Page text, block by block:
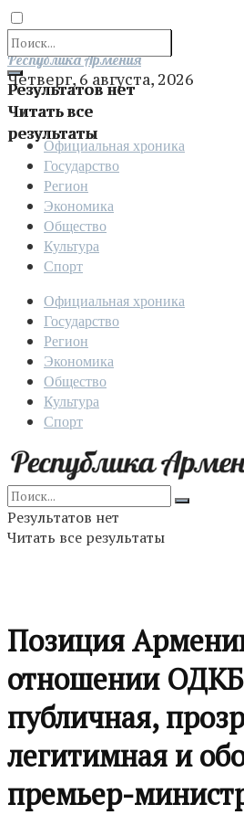
Результатов нет
Читать все
результаты
Отправить
Республика Армения
Четверг, 6 августа, 2026
Официальная хроника
Государство
Регион
Экономика
Общество
Культура
Спорт
Официальная хроника
Государство
Регион
Экономика
Общество
Культура
Спорт
Результатов нет
Читать все результаты
Позиция
отношении ОДКБ
публичная,
легитимная и
премьер-